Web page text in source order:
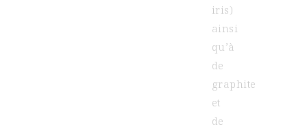
iris)
ainsi
qu’à
de
graphite
et
de